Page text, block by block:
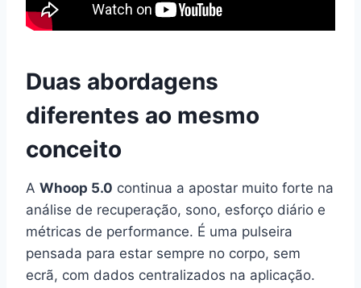
Duas abordagens
diferentes ao mesmo
conceito
A Whoop 5.0 continua a apostar muito forte na
análise de recuperação, sono, esforço diário e
métricas de performance. É uma pulseira
pensada para estar sempre no corpo, sem
ecrã, com dados centralizados na aplicação.